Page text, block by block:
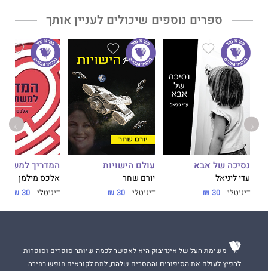
ספרים נוספים שיכולים לעניין אותך
נסיכה של אבא
עדי ליניאל
דיגיטלי 30 ₪
עולם הישויות
יורם שחר
דיגיטלי 30 ₪
המדריך
אלכס מילמן
דיגיטלי 30 ₪
משימת העל של אינדיבוק היא לאפשר לכמה שיותר סופרים וסופרות
להפיץ לעולם את הסיפורים והמסרים שלהם, לתת לקוראים חופש בחירה